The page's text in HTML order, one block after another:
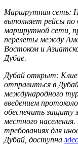
Маршрутная сеть:
выполняет рейсы по
маршрутной сети,
перелеты между
Востоком и
Дубае.
Дубай открыт:
отправиться в
международного
введением
обеспечить защиту
местного
требованиях для
Дубай, доступна